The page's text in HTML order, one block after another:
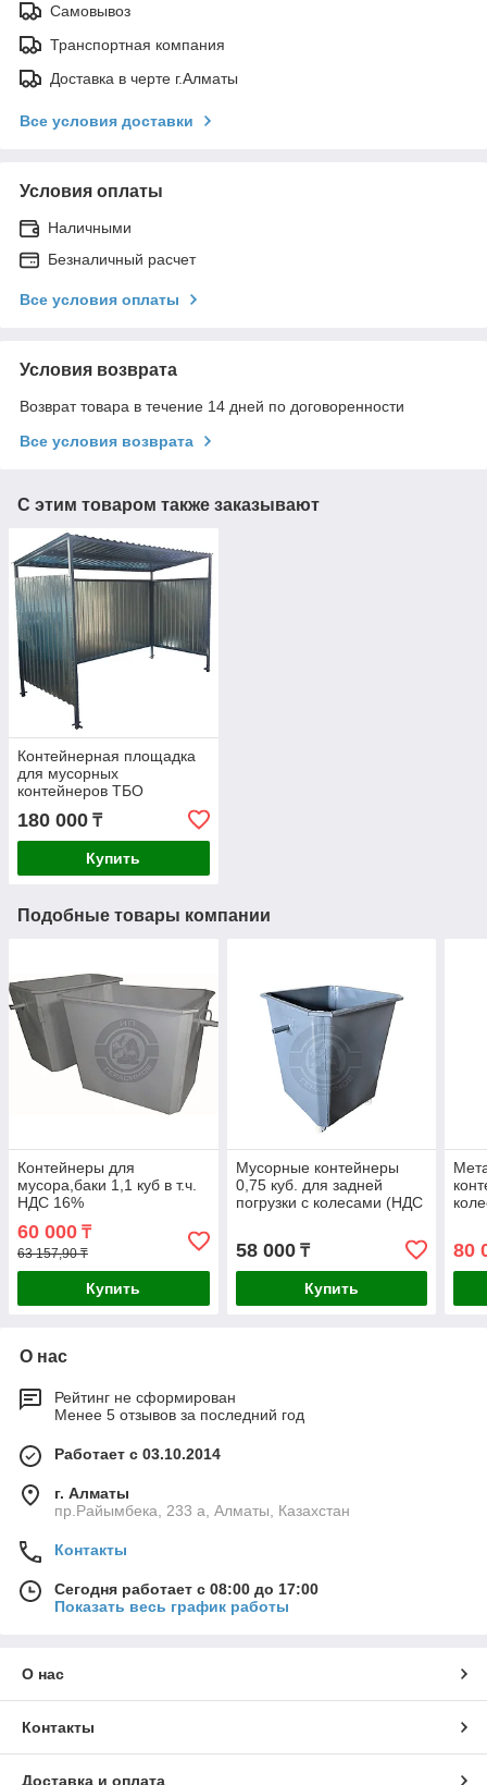
Самовывоз
Транспортная компания
Доставка в черте г.Алматы
Все условия доставки
Условия оплаты
Наличными
Безналичный расчет
Все условия оплаты
Условия возврата
Возврат товара в течение 14 дней по договоренности
Все условия возврата
С этим товаром также заказывают
Контейнерная площадка
для мусорных
контейнеров ТБО
180 000 ₸
Купить
Подобные товары компании
Контейнеры для
мусора,баки 1,1 куб в т.ч.
НДС 16%
60 000 ₸
63 157,90 ₸
Купить
Мусорные контейнеры
0,75 куб. для задней
погрузки с колесами (НДС
58 000₸
Купить
80
О нас
Рейтинг не сформирован
Менее 5 отзывов за последний год
Работает с 03.10.2014
г. Алматы
пр.Райымбека, 233 а, Алматы, Казахстан
Контакты
Сегодня работает с 08:00 до 17:00
Показать весь график работы
О нас
Контакты
Доставка и оплата